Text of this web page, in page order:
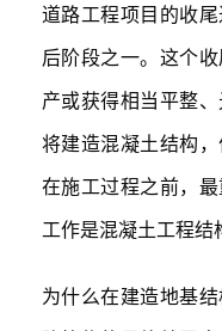
道路工程项目的收
后阶段之一。这个
产或获得相当平整
将建造混凝土结构，
在施工过程之前，
工作是混凝土工程结
为什么在建造地基